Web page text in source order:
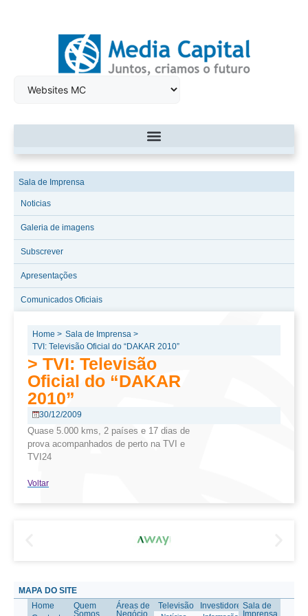
Sala de Imprensa
Noticias
Galeria de imagens
Subscrever
Apresentações
Comunicados Oficiais
Home > Sala de Imprensa >
TVI: Televisão Oficial do “DAKAR 2010”
> TVI: Televisão
Oficial do “DAKAR
2010”
30/12/2009
Quase 5.000 kms, 2 países e 17 dias de
prova acompanhados de perto na TVI e
TVI24
Voltar
MAPA DO SITE
Home
Quem
Somos
Áreas de
Negócio
Televisão InvestidoresSala de
Imprensa